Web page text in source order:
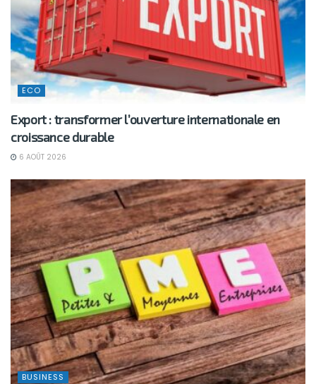
ECO
Export : transformer l’ouverture internationale en
croissance durable
6 AOÛT 2026
BUSINESS